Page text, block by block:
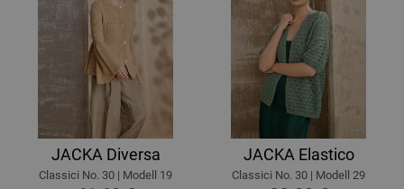
JACKA Diversa
Classici No. 30 | Modell 19
JACKA Elastico
Classici No. 30 | Modell 29